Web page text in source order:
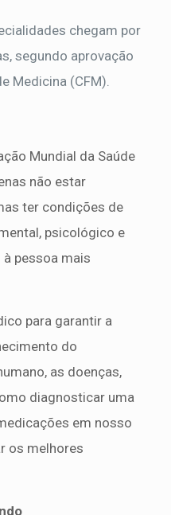
chegam por
segundo aprovação
Medicina (CFM).
Mundial da Saúde
não estar
ter condições de
psicológico e
pessoa mais
para garantir a
do
as doenças,
diagnosticar uma
em nosso
os melhores